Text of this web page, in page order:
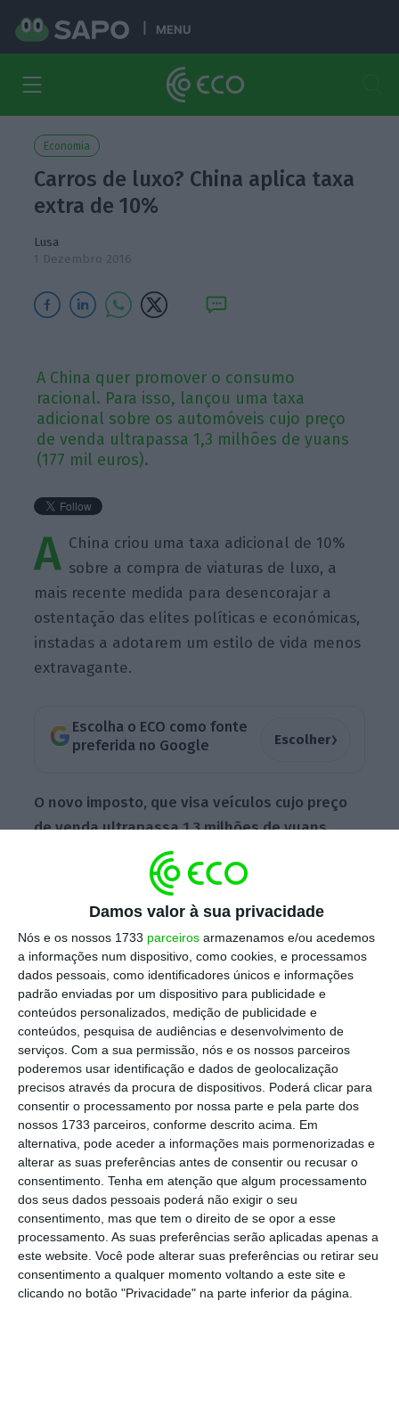
Damos valor à sua privacidade
Nós e os nossos 1733 parceiros armazenamos e/ou acedemos
a informações num dispositivo, como cookies, e processamos
dados pessoais, como identificadores únicos e informações
padrão enviadas por um dispositivo para publicidade e
conteúdos personalizados, medição de publicidade e
conteúdos, pesquisa de audiências e desenvolvimento de
serviços. Com a sua permissão, nós e os nossos parceiros
poderemos usar identificação e dados de geolocalização
precisos através da procura de dispositivos. Poderá clicar para
consentir o processamento por nossa parte e pela parte dos
nossos 1733 parceiros, conforme descrito acima. Em
alternativa, pode aceder a informações mais pormenorizadas e
alterar as suas preferências antes de consentir ou recusar o
consentimento. Tenha em atenção que algum processamento
dos seus dados pessoais poderá não exigir o seu
consentimento, mas que tem o direito de se opor a esse
processamento. As suas preferências serão aplicadas apenas a
este website. Você pode alterar suas preferências ou retirar seu
consentimento a qualquer momento voltando a este site e
clicando no botão "Privacidade" na parte inferior da página.
MENU
Economia
Carros de luxo? China aplica taxa
extra de 10%
Lusa
1 Dezembro 2016
A China quer promover o consumo
racional. Para isso, lançou uma taxa
adicional sobre os automóveis cujo preço
de venda ultrapassa 1,3 milhões de yuans
(177 mil euros).
A China criou uma taxa adicional de 10%
sobre a compra de viaturas de luxo, a
mais recente medida para desencorajar a
ostentação das elites políticas e económicas,
instadas a adotarem um estilo de vida menos
extravagante.
Escolha o ECO como fonte
preferida no Google
Escolher›
O novo imposto, que visa veículos cujo preço
de venda ultrapassa 1,3 milhões de yuans
(177.000 euros), entrou em vigor hoje.
Este imposto tem como objetivo “orientar o
consumo racional” e promover os carros com
consumo energético mais eficiente, explicou
na quarta-feira um comunicado do Ministério
das Finanças.
O Presidente Xi Jinping, que lançou nos
últimos anos uma campanha anticorrupção
destinada a limpar as fileiras do Partido
Comunista, virou-se recentemente para o
modo de vida das personalidades políticas e
empresários.
Pequim já tinha instituído uma taxa de 25%
sobre todos os veículos estrangeiros
importados.